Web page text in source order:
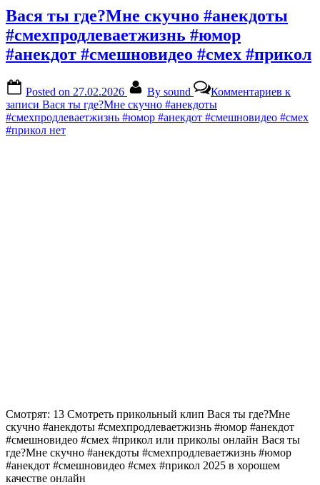
Вася ты где?Мне скучно #анекдоты
#смехпродлеваетжизнь #юмор
#анекдот #смешновидео #смех #прикол
Posted on 27.02.2026 By sound Комментариев к
записи Вася ты где?Мне скучно #анекдоты
#смехпродлеваетжизнь #юмор #анекдот #смешновидео #смех
#прикол нет
Смотрят: 13 Смотреть прикольный клип Вася ты где?Мне
скучно #анекдоты #смехпродлеваетжизнь #юмор #анекдот
#смешновидео #смех #прикол или приколы онлайн Вася ты
где?Мне скучно #анекдоты #смехпродлеваетжизнь #юмор
#анекдот #смешновидео #смех #прикол 2025 в хорошем
качестве онлайн